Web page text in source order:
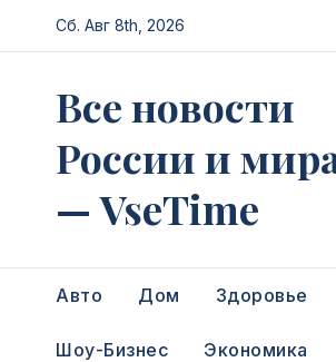
Перейти
к
Сб. Авг 8th, 2026
Все новости
России и
— VseTime
Авто Дом Здоровье
Шоу-Бизнес Экономика